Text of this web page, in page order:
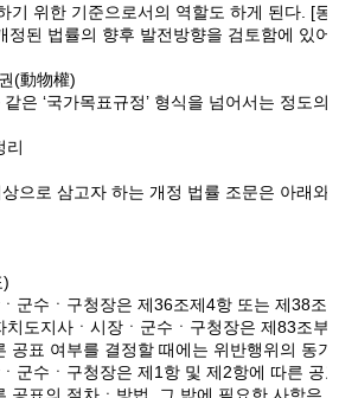
기 위한 기준으로서의 역할도 하게 된다. [
정된 법률의 향후 발전방향을 검토함에 있
(動物權)
은 ‘국가목표규정’ 형식을 넘어서는 정도
리
으로 삼고자 하는 개정 법률 조문은 아래
)
군수ㆍ구청장은 제36조제4항 또는 제38조
도지사ㆍ시장ㆍ군수ㆍ구청장은 제83조
표 여부를 결정할 때에는 위반행위의 동
군수ㆍ구청장은 제1항 및 제2항에 따른 공